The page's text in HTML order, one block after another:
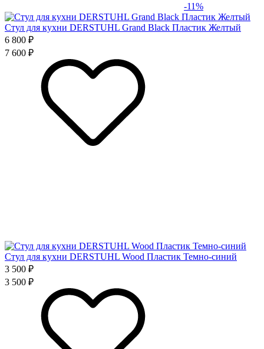
-11%
Стул для кухни DERSTUHL Grand Black Пластик Желтый
6 800 ₽
7 600 ₽
Стул для кухни DERSTUHL Wood Пластик Темно-синий
3 500 ₽
3 500 ₽